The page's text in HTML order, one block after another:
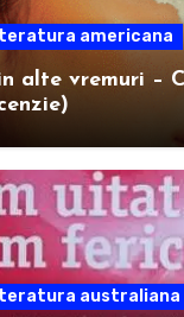
americana
alte vremuri –
australiana